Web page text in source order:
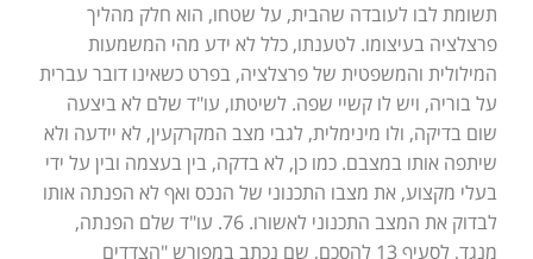
תשומת לבו לעובדה שהבית, על שטחו, הוא חלק מהליך
פרצלציה בעיצומו. לטענתו, כלל לא ידע מהי המשמעות
המילולית והמשפטית של פרצלציה, בפרט כשאינו דובר עברית
על בוריה, ויש לו קשיי שפה. לשיטתו, עו"ד שלם לא ביצעה
שום בדיקה, ולו מינימלית, לגבי מצב המקרקעין, לא יידעה ולא
שיתפה אותו במצבם. כמו כן, לא בדקה, בין בעצמה ובין על ידי
בעלי מקצוע, את מצבו התכנוני של הנכס ואף לא הפנתה אותו
לבדוק את המצב התכנוני לאשורו. 76. עו"ד שלם הפנתה,
מנגד, לסעיף 13 להסכם, שם נכתב במפורש "הצדדים